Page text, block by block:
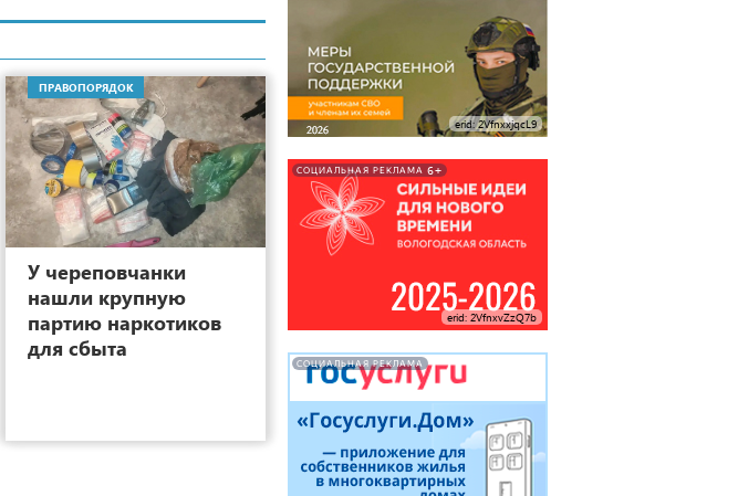
ПРАВОПОРЯДОК
У череповчанки
нашли крупную
партию наркотиков
для сбыта
erid: 2VfnxxjqcL9
СОЦИАЛЬНАЯ РЕКЛАМА 6+
erid: 2VfnxvZzQ7b
СОЦИАЛЬНАЯ РЕКЛАМА